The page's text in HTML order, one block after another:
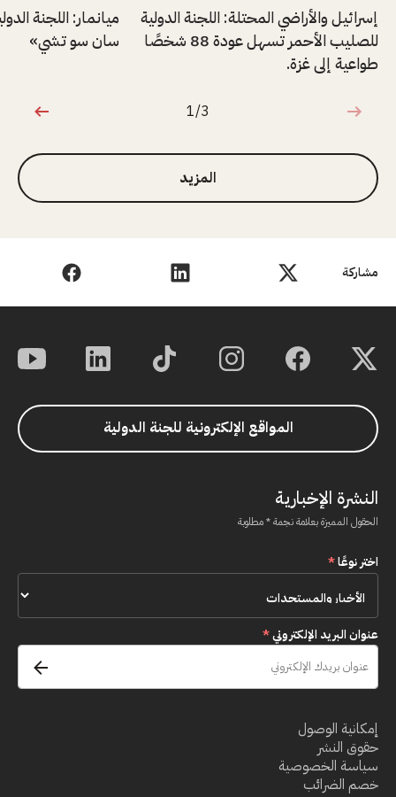
مشاركة
إسرائيل والأراضي المحتلة: اللجنة الدولية
للصليب الأحمر تسهل عودة 88 شخصًا
طواعية إلى غزة.
ميانمار: اللجنة
سان سو تشي»
1 من 3
1/3
المزيد
المواقع الإلكترونية للجنة الدولية
النشرة الإخبارية
الحقول المميزة بعلامة نجمة * مطلوبة
اختر نوعًا*
عنوان البريد الإلكتروني*
إمكانية الوصول
حقوق النشر
سياسة الخصوصية
خصم الضرائب